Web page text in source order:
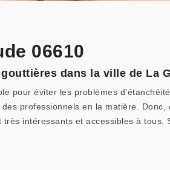
06610
dans la ville de La
pour éviter les problèmes
professionnels en la matière. Donc,
intéressants et accessibles à tous.